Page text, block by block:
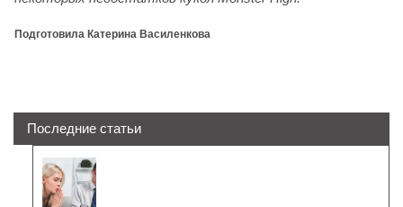
Подготовила Катерина Василенкова
Последние статьи